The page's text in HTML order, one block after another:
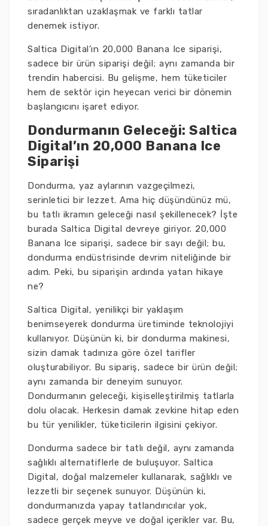
sıradanlıktan uzaklaşmak ve farklı tatlar
denemek istiyor.
Saltica Digital’ın 20,000 Banana Ice siparişi,
sadece bir ürün siparişi değil; aynı zamanda bir
trendin habercisi. Bu gelişme, hem tüketiciler
hem de sektör için heyecan verici bir dönemin
başlangıcını işaret ediyor.
Dondurmanın Geleceği: Saltica
Digital’ın 20,000 Banana Ice
Siparişi
Dondurma, yaz aylarının vazgeçilmezi,
serinletici bir lezzet. Ama hiç düşündünüz mü,
bu tatlı ikramın geleceği nasıl şekillenecek? İşte
burada Saltica Digital devreye giriyor. 20,000
Banana Ice siparişi, sadece bir sayı değil; bu,
dondurma endüstrisinde devrim niteliğinde bir
adım. Peki, bu siparişin ardında yatan hikaye
ne?
Saltica Digital, yenilikçi bir yaklaşım
benimseyerek dondurma üretiminde teknolojiyi
kullanıyor. Düşünün ki, bir dondurma makinesi,
sizin damak tadınıza göre özel tarifler
oluşturabiliyor. Bu sipariş, sadece bir ürün değil;
aynı zamanda bir deneyim sunuyor.
Dondurmanın geleceği, kişiselleştirilmiş tatlarla
dolu olacak. Herkesin damak zevkine hitap eden
bu tür yenilikler, tüketicilerin ilgisini çekiyor.
Dondurma sadece bir tatlı değil, aynı zamanda
sağlıklı alternatiflerle de buluşuyor. Saltica
Digital, doğal malzemeler kullanarak, sağlıklı ve
lezzetli bir seçenek sunuyor. Düşünün ki,
dondurmanızda yapay tatlandırıcılar yok,
sadece gerçek meyve ve doğal içerikler var. Bu,